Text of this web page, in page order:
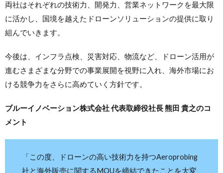
両社はそれぞれの技術力、開発力、営業ネットワークを最大限
に活かし、国境を越えたドローンソリューションの提供に取り
組んでいきます。
今後は、インフラ点検、災害対応、物流など、ドローン活用が
進むさまざまな分野での事業展開を視野に入れ、海外市場にお
ける競争力をさらに高めていく方針です。
ブルーイノベーション株式会社 代表取締役社長 熊田 貴之のコ
メント
「この度、ドローンの高い技術力を持つAeroprobing
社と海外販売に関するMOUを締結できたことを大変